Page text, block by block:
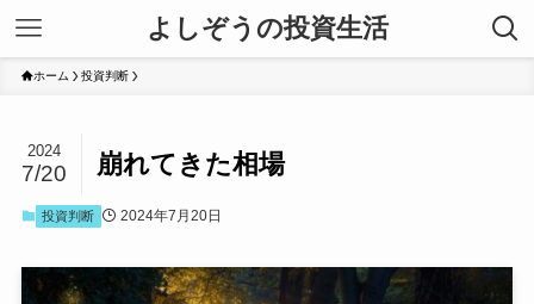
よしぞうの投資生活
ホーム 投資判断
崩れてきた相場
2024
7/20
投資判断 2024年7月20日